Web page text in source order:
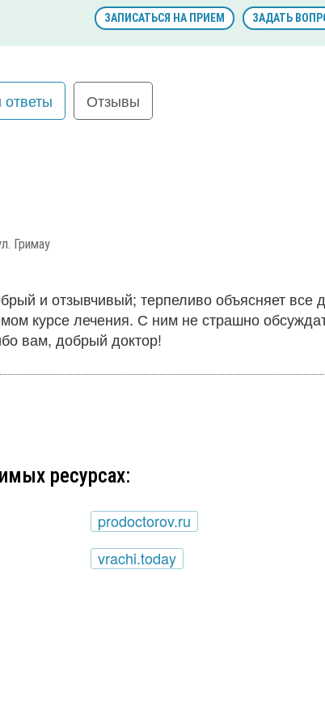
ЗАПИСАТЬСЯ НА ПРИЕМ ЗАДАТЬ
Отзывы
Гримау
и отзывчивый; терпеливо объясняет все
курсе лечения. С ним не страшно
вам, добрый доктор!
ресурсах:
prodoctorov.ru
vrachi.today